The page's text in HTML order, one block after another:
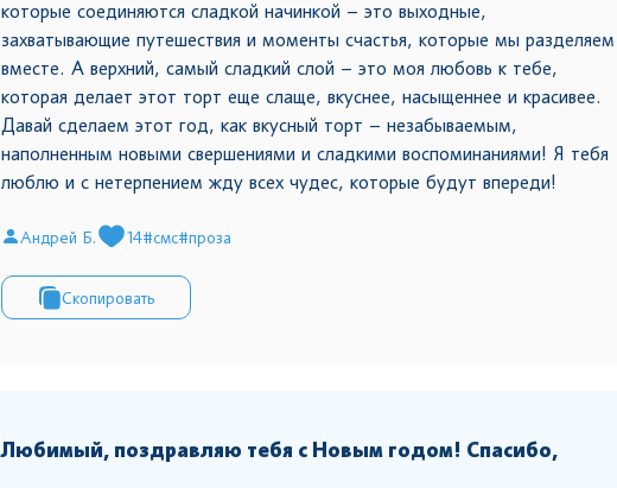
которые соединяются сладкой начинкой – это выходные,
захватывающие путешествия и моменты счастья, которые мы разделяем
вместе. А верхний, самый сладкий слой – это моя любовь к тебе,
которая делает этот торт еще слаще, вкуснее, насыщеннее и красивее.
Давай сделаем этот год, как вкусный торт – незабываемым,
наполненным новыми свершениями и сладкими воспоминаниями! Я тебя
люблю и с нетерпением жду всех чудес, которые будут впереди!
Андрей Б. 14#смс#проза
Скопировать
Любимый, поздравляю тебя с Новым годом! Спасибо,